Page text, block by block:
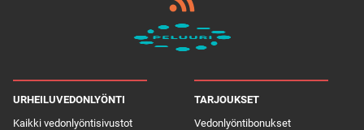
URHEILUVEDONLYÖNTI
Kaikki vedonlyöntisivustot
TARJOUKSET
Vedonlyöntibonukset